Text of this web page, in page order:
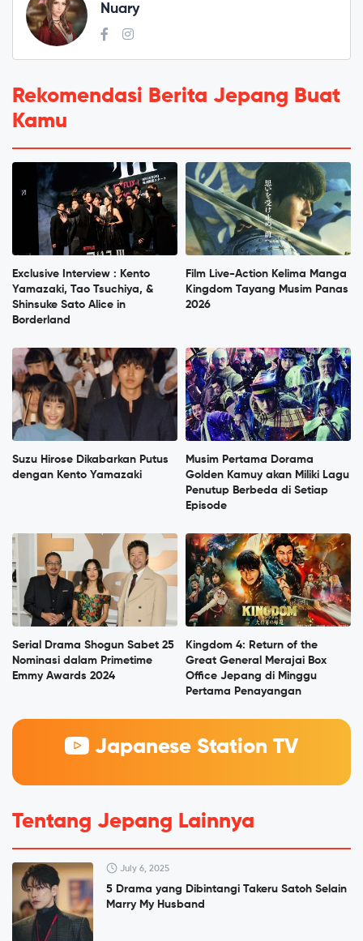
Nuary
Rekomendasi Berita Jepang Buat
Kamu
Exclusive Interview : Kento
Yamazaki, Tao Tsuchiya, &
Shinsuke Sato Alice in
Borderland
Film Live-Action Kelima Manga
Kingdom Tayang Musim Panas
2026
Suzu Hirose Dikabarkan Putus
dengan Kento Yamazaki
Musim Pertama Dorama
Golden Kamuy akan Miliki Lagu
Penutup Berbeda di Setiap
Episode
Serial Drama Shogun Sabet 25
Nominasi dalam Primetime
Emmy Awards 2024
Kingdom 4: Return of the
Great General Merajai Box
Office Jepang di Minggu
Pertama Penayangan
Japanese Station TV
Tentang Jepang Lainnya
July 6, 2025
5 Drama yang Dibintangi Takeru Satoh Selain
Marry My Husband